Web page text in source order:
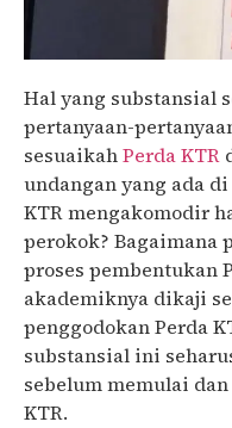
Hal yang substansial
pertanyaan-
sesuaikahPerda KTR
undangan yang ada
KTR mengakomodir
perokok? Bagaimana
proses pembentukan
akademiknya dikaji
penggodokan Perda
substansial ini
sebelum memulai
KTR.